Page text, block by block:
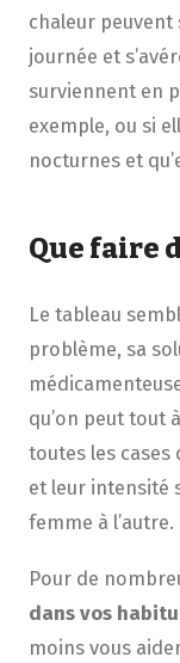
chaleur
journée et
surviennent en
exemple, ou si
nocturnes et
Que faire
Le tableau
problème, sa
qu’on peut tout
toutes les cases
et leur intensité
femme à l’autre.
Pour de
dans vos
moins vous